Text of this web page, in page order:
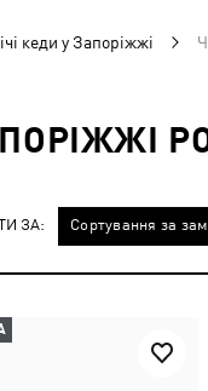
кеди у Запоріжжі
ЗА: Сортування за